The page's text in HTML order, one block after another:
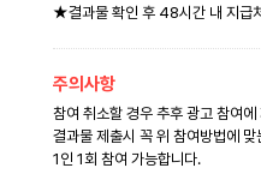
★결과물 확인 후 48시간 내 지급
주의사항
참여 취소할 경우 추후 광고 참여에
결과물 제출시 꼭 위 참여방법에
1인 1회 참여 가능합니다.